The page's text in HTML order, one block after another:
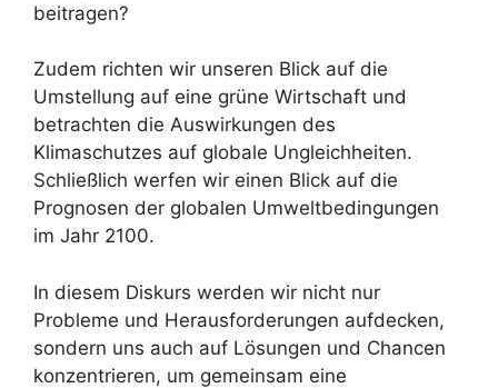
beitragen?
Zudem richten wir unseren Blick auf die
Umstellung auf eine grüne Wirtschaft und
betrachten die Auswirkungen des
Klimaschutzes auf globale Ungleichheiten.
Schließlich werfen wir einen Blick auf die
Prognosen der globalen Umweltbedingungen
im Jahr 2100.
In diesem Diskurs werden wir nicht nur
Probleme und Herausforderungen aufdecken,
sondern uns auch auf Lösungen und Chancen
konzentrieren, um gemeinsam eine